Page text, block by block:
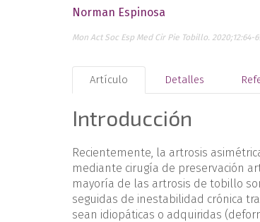
Norman Espinosa
Mon Act Soc Esp Med Cir Pie Tobillo. 2020;12:64-
Artículo Detalles
Introducción
Recientemente, la artrosis
mediante cirugía de preservación
mayoría de las artrosis de tobillo
seguidas de inestabilidad crónica
sean idiopáticas o adquiridas